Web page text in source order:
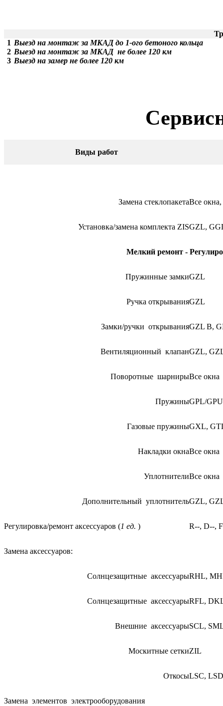
1 Выезд на монтаж за МКАД до 1-ого бетоного кольца
2 Выезд на монтаж за МКАД не более 120 км
3 Выезд на замер не более 120 км
Виды работ
Замена стеклопакетаВсе
Установка/замена комплекта ZISGZL,
Мелкий ремонт -
Пружинные замкиGZL
Ручка открыванияGZL
Замки/ручки открыванияGZL B,
Вентиляционный клапанGZL,
Поворотные шарнирыВсе окна
ПружиныGPL/
Газовые пружиныGXL,
Накладки окнаВсе окна
УплотнителиВсе окна
Дополнительный уплотнительGZL,
Регулировка/ремонт аксессуаров (1 ед. ) R--, D--,
Замена аксессуаров:
Солнцезащитные аксессуарыRHL,
Солнцезащитные аксессуарыRFL,
Внешние аксессуарыSCL,
Москитные сеткиZIL
ОткосыLSC,
Замена элементов электрооборудования